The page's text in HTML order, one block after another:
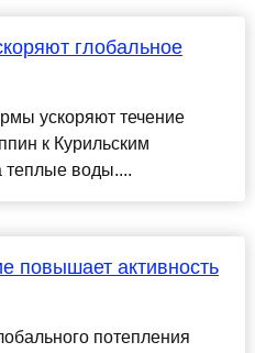
глобальное
ускоряют течение
к Курильским
теплые воды....
повышает активность
потепления